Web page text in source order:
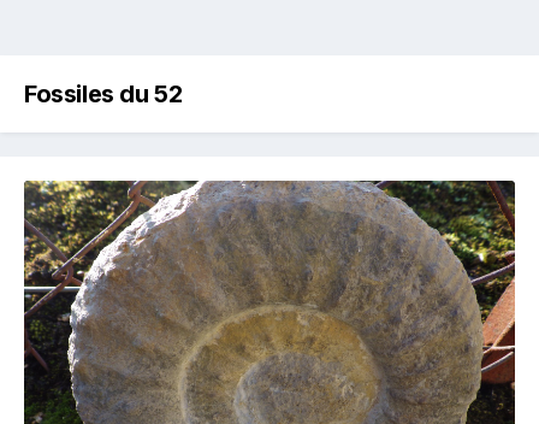
Fossiles du 52